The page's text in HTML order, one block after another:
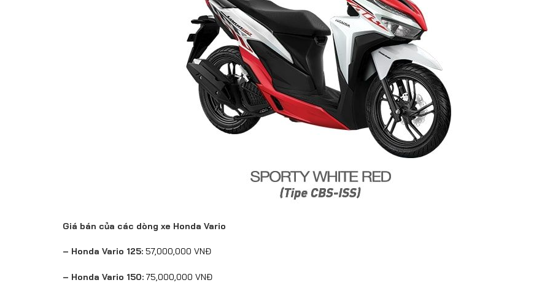
Giá bán của các dòng xe Honda Vario
– Honda Vario 125: 57,000,000 VNĐ
– Honda Vario 150: 75,000,000 VNĐ